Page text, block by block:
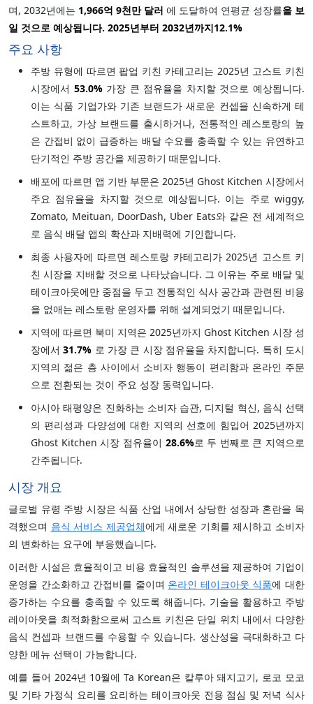
며, 2032년에는 1,966억 9천만 달러 에 도달하여 연평균 성장률을 보
일 것으로 예상됩니다. 2025년부터 2032년까지12.1%
주요 사항
주방 유형에 따르면 팝업 키친 카테고리는 2025년 고스트 키친
시장에서 53.0%가장 큰 점유율을 차지할 것으로 예상됩니다.
이는 식품 기업가와 기존 브랜드가 새로운 컨셉을 신속하게 테
스트하고, 가상 브랜드를 출시하거나, 전통적인 레스토랑의 높
은 간접비 없이 급증하는 배달 수요를 충족할 수 있는 유연하고
단기적인 주방 공간을 제공하기 때문입니다.
배포에 따르면 앱 기반 부문은 2025년 Ghost Kitchen 시장에서
주요 점유율을 차지할 것으로 예상됩니다. 이는 주로 wiggy,
Zomato, Meituan, DoorDash, Uber Eats와 같은 전 세계적으
로 음식 배달 앱의 확산과 지배력에 기인합니다.
최종 사용자에 따르면 레스토랑 카테고리가 2025년 고스트 키
친 시장을 지배할 것으로 나타났습니다. 그 이유는 주로 배달 및
테이크아웃에만 중점을 두고 전통적인 식사 공간과 관련된 비용
을 없애는 레스토랑 운영자를 위해 설계되었기 때문입니다.
지역에 따르면 북미 지역은 2025년까지 Ghost Kitchen 시장 성
장에서31.7% 로 가장 큰 시장 점유율을 차지합니다. 특히 도시
지역의 젊은 층 사이에서 소비자 행동이 편리함과 온라인 주문
으로 전환되는 것이 주요 성장 동력입니다.
아시아 태평양은 진화하는 소비자 습관, 디지털 혁신, 음식 선택
의 편리성과 다양성에 대한 지역의 선호에 힘입어 2025년까지
Ghost Kitchen 시장 점유율이 28.6%로 두 번째로 큰 지역으로
간주됩니다.
시장 개요
글로벌 유령 주방 시장은 식품 산업 내에서 상당한 성장과 혼란을 목
격했으며 음식 서비스 제공업체에게 새로운 기회를 제시하고 소비자
의 변화하는 요구에 부응했습니다.
이러한 시설은 효율적이고 비용 효율적인 솔루션을 제공하여 기업이
운영을 간소화하고 간접비를 줄이며 온라인 테이크아웃 식품에 대한
증가하는 수요를 충족할 수 있도록 해줍니다. 기술을 활용하고 주방
레이아웃을 최적화함으로써 고스트 키친은 단일 위치 내에서 다양한
음식 컨셉과 브랜드를 수용할 수 있습니다. 생산성을 극대화하고 다
양한 메뉴 선택이 가능합니다.
예를 들어 2024년 10월에 Ta Korean은 칼루아 돼지고기, 로코 모코
및 기타 가정식 요리를 요리하는 테이크아웃 전용 점심 및 저녁 식사